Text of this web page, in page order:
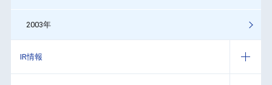
2003年
IR情報